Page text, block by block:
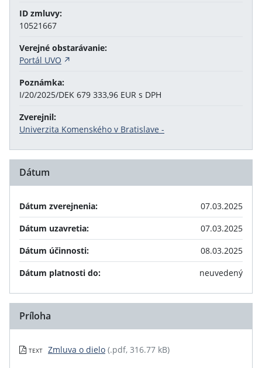
ID zmluvy:
10521667
Verejné obstarávanie:
Portál UVO
Poznámka:
I/20/2025/DEK 679 333,96 EUR s DPH
Zverejnil:
Univerzita Komenského v Bratislave -
Dátum
Dátum zverejnenia:
07.03.2025
Dátum uzavretia:
07.03.2025
Dátum účinnosti:
08.03.2025
Dátum platnosti do:
neuvedený
Príloha
TEXT Zmluva o dielo (.pdf, 316.77 kB)